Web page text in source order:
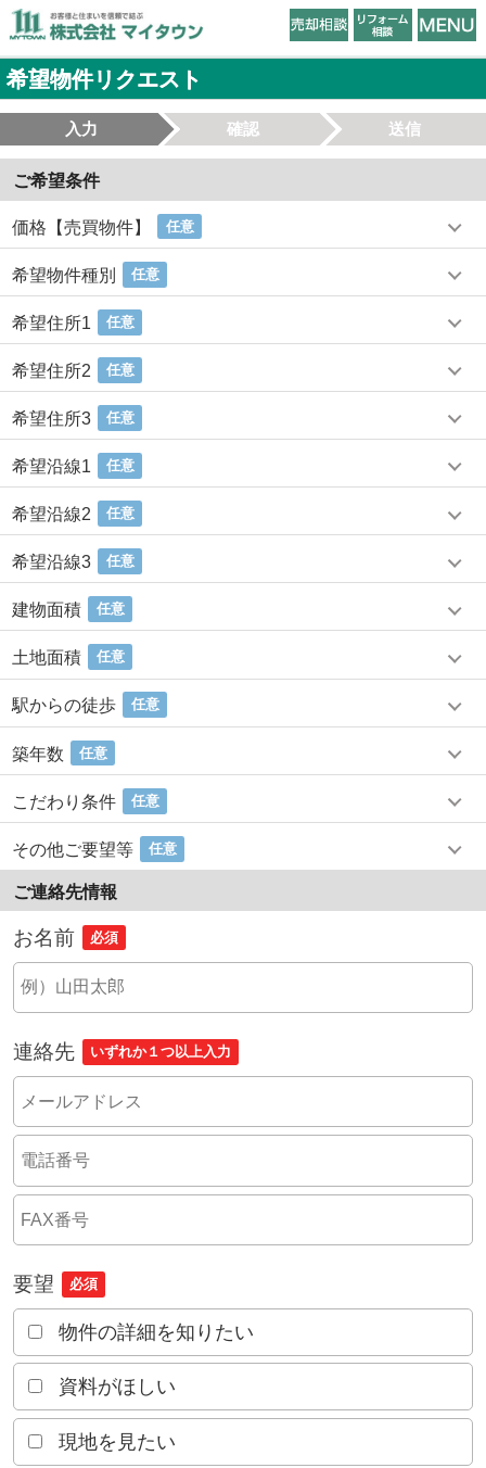
希望物件リクエスト
入力 確認 送信
ご希望条件
価格【売買物件】 任意
希望物件種別 任意
希望住所1 任意
希望住所2 任意
希望住所3 任意
希望沿線1 任意
希望沿線2 任意
希望沿線3 任意
建物面積 任意
土地面積 任意
駅からの徒歩 任意
築年数 任意
こだわり条件 任意
その他ご要望等 任意
ご連絡先情報
お名前 必須
連絡先 いずれか１つ以上入力
要望 必須
物件の詳細を知りたい
資料がほしい
現地を見たい